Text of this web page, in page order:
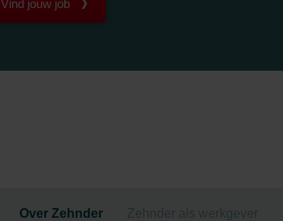
Vind jouw job
Over Zehnder Zehnder als werkgever